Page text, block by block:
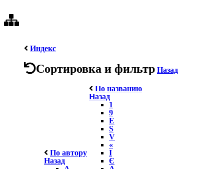
Индекс
Сортировка и фильтр Назад
По автору
Назад
По названию
Назад
1
9
E
S
V
«
І
Є